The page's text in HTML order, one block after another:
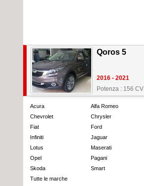
Qoros 5
2016 - 2021
Potenza : 156 CV
Acura Alfa Romeo
Chevrolet
Chrysler
Fiat
Ford
Infiniti
Jaguar
Lotus
Maserati
Opel
Pagani
Skoda
Smart
Tutte le marche